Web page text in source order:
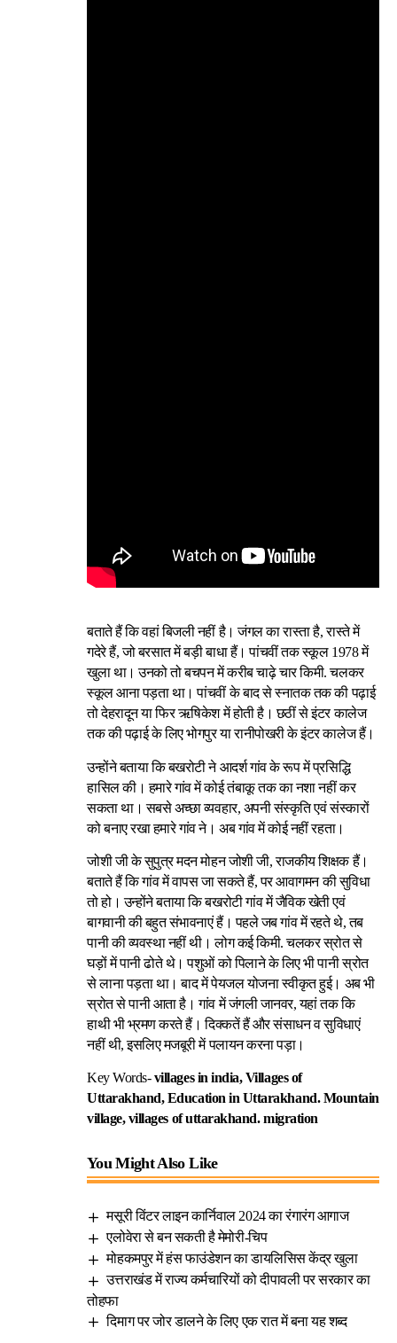
बताते हैं कि वहां बिजली नहीं है। जंगल का रास्ता है, रास्ते में
गदेरे हैं, जो बरसात में बड़ी बाधा हैं। पांचवीं तक स्कूल 1978 में
खुला था। उनको तो बचपन में करीब चाढ़े चार किमी. चलकर
स्कूल आना पड़ता था। पांचवीं के बाद से स्नातक तक की पढ़ाई
तो देहरादून या फिर ऋषिकेश में होती है। छठीं से इंटर कालेज
तक की पढ़ाई के लिए भोगपुर या रानीपोखरी के इंटर कालेज हैं।
उन्होंने बताया कि बखरोटी ने आदर्श गांव के रूप में प्रसिद्धि
हासिल की। हमारे गांव में कोई तंबाकू तक का नशा नहीं कर
सकता था। सबसे अच्छा व्यवहार, अपनी संस्कृति एवं संस्कारों
को बनाए रखा हमारे गांव ने। अब गांव में कोई नहीं रहता।
जोशी जी के सुपुत्र मदन मोहन जोशी जी, राजकीय शिक्षक हैं।
बताते हैं कि गांव में वापस जा सकते हैं, पर आवागमन की सुविधा
तो हो। उन्होंने बताया कि बखरोटी गांव में जैविक खेती एवं
बागवानी की बहुत संभावनाएं हैं। पहले जब गांव में रहते थे, तब
पानी की व्यवस्था नहीं थी। लोग कई किमी. चलकर स्रोत से
घड़ों में पानी ढोते थे। पशुओं को पिलाने के लिए भी पानी स्रोत
से लाना पड़ता था। बाद में पेयजल योजना स्वीकृत हुई। अब भी
स्रोत से पानी आता है। गांव में जंगली जानवर, यहां तक कि
हाथी भी भ्रमण करते हैं। दिक्कतें हैं और संसाधन व सुविधाएं
नहीं थी, इसलिए मजबूरी में पलायन करना पड़ा।
Key Words- villages in india,Villages of
Uttarakhand,Education in Uttarakhand.Mountain
village,villages of uttarakhand.migration
You Might Also Like
मसूरी विंटर लाइन कार्निवाल 2024 का रंगारंग आगाज
एलोवेरा से बन सकती है मेमोरी-चिप
मोहकमपुर में हंस फाउंडेशन का डायलिसिस केंद्र खुला
उत्तराखंड में राज्य कर्मचारियों को दीपावली पर सरकार का
तोहफा
दिमाग पर जोर डालने के लिए एक रात में बना यह शब्द